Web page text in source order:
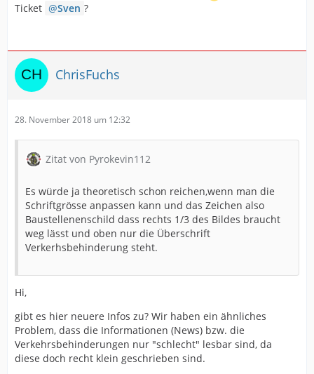
Ticket
Sven ?
ChrisFuchs
28. November 2018 um 12:32
Zitat von Pyrokevin112
Es würde ja theoretisch schon reichen,wenn man die
Schriftgrösse anpassen kann und das Zeichen also
Baustellenenschild dass rechts 1/3 des Bildes braucht
weg lässt und oben nur die Überschrift
Verkerhsbehinderung steht.
Hi,
gibt es hier neuere Infos zu? Wir haben ein ähnliches
Problem, dass die Informationen (News) bzw. die
Verkehrsbehinderungen nur "schlecht" lesbar sind, da
diese doch recht klein geschrieben sind.